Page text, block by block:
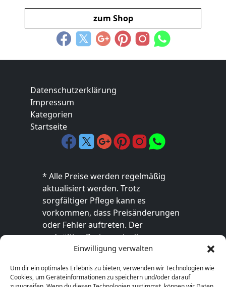
Einwilligung verwalten
Um dir ein optimales Erlebnis zu bieten, verwenden wir Technologien wie
Cookies, um Geräteinformationen zu speichern und/oder darauf
zum Shop
Datenschutzerklärung
Impressum
Kategorien
Startseite
* Alle Preise werden regelmäßig
aktualisiert werden. Trotz
sorgfältiger Pflege kann es
vorkommen, dass Preisänderungen
oder Fehler auftreten. Der
endgültige Preis sowie die
Verfügbarkeit des Produkts sind
Shop des Anbieters verbindlich. Bitte